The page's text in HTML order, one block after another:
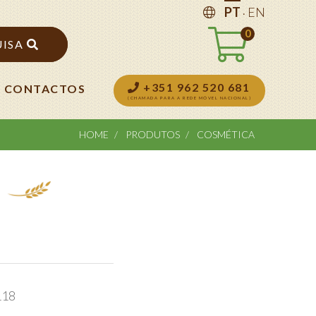
PT . EN
0
CONTACTOS +351 962 520 681
(CHAMADA PARA A REDE MÓVEL NACIONAL)
HOME PRODUTOS COSMÉTICA